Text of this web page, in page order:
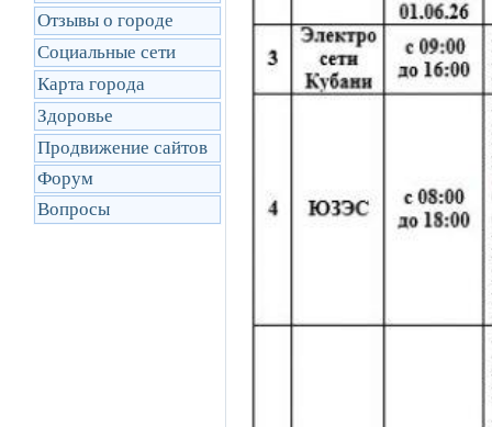
Отзывы о городе
Социальные сети
Карта города
Здоровье
Продвижение сайтов
Форум
Вопросы